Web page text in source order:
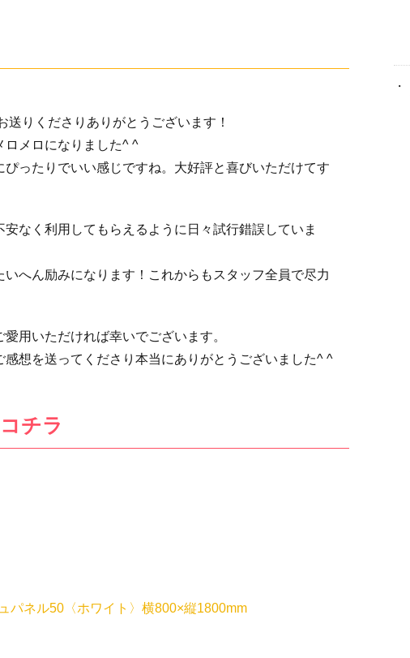
りくださりありがとうございます！
ロメロになりました^ ^
ったりでいい感じですね。大好評と喜びいただけてす
なく利用してもらえるように日々試行錯誤していま
いへん励みになります！これからもスタッフ全員で尽力
用いただければ幸いでございます。
想を送ってくださり本当にありがとうございました^ ^
チラ
パネル50〈ホワイト〉横800×縦1800mm